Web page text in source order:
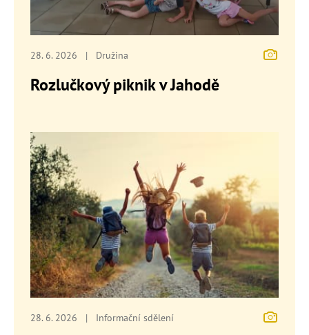
28. 6. 2026 | Družina
Rozlučkový piknik v Jahodě
28. 6. 2026 | Informační sdělení